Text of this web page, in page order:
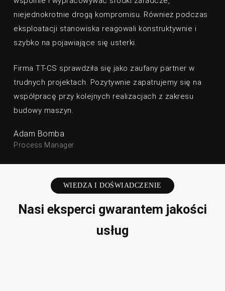
niejednokrotnie drogą kompromisu. Również podczas
eksploatacji stanowiska reagowali konstruktywnie i
szybko na pojawiające się usterki.
Firma TT-CS sprawdziła się jako zaufany partner w
trudnych projektach. Pozytywnie zapatrujemy się na
współpracę przy kolejnych realizacjach z zakresu
budowy maszyn.
Adam Bomba
Process Manager
WIEDZA I DOŚWIADCZENIE
Nasi eksperci gwarantem jakości
usług